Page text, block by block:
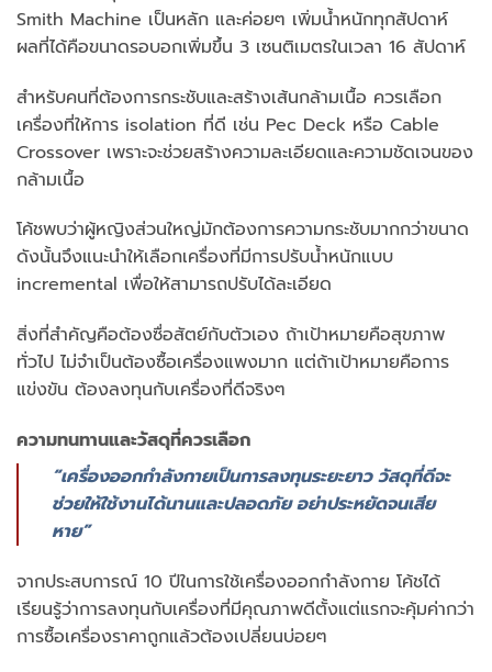
Smith Machine เป็นหลัก และค่อยๆ เพิ่มน้ำหนักทุกสัปดาห์
ผลที่ได้คือขนาดรอบอกเพิ่มขึ้น 3 เซนติเมตรในเวลา 16 สัปดาห์
สำหรับคนที่ต้องการกระชับและสร้างเส้นกล้ามเนื้อ ควรเลือก
เครื่องที่ให้การ isolation ที่ดี เช่น Pec Deck หรือ Cable
Crossover เพราะจะช่วยสร้างความละเอียดและความชัดเจนของ
กล้ามเนื้อ
โค้ชพบว่าผู้หญิงส่วนใหญ่มักต้องการความกระชับมากกว่าขนาด
ดังนั้นจึงแนะนำให้เลือกเครื่องที่มีการปรับน้ำหนักแบบ
incremental เพื่อให้สามารถปรับได้ละเอียด
สิ่งที่สำคัญคือต้องซื่อสัตย์กับตัวเอง ถ้าเป้าหมายคือสุขภาพ
ทั่วไป ไม่จำเป็นต้องซื้อเครื่องแพงมาก แต่ถ้าเป้าหมายคือการ
แข่งขัน ต้องลงทุนกับเครื่องที่ดีจริงๆ
ความทนทานและวัสดุที่ควรเลือก
“เครื่องออกกำลังกายเป็นการลงทุนระยะยาว วัสดุที่ดีจะ
ช่วยให้ใช้งานได้นานและปลอดภัย อย่าประหยัดจนเสีย
หาย”
จากประสบการณ์ 10 ปีในการใช้เครื่องออกกำลังกาย โค้ชได้
เรียนรู้ว่าการลงทุนกับเครื่องที่มีคุณภาพดีตั้งแต่แรกจะคุ้มค่ากว่า
การซื้อเครื่องราคาถูกแล้วต้องเปลี่ยนบ่อยๆ